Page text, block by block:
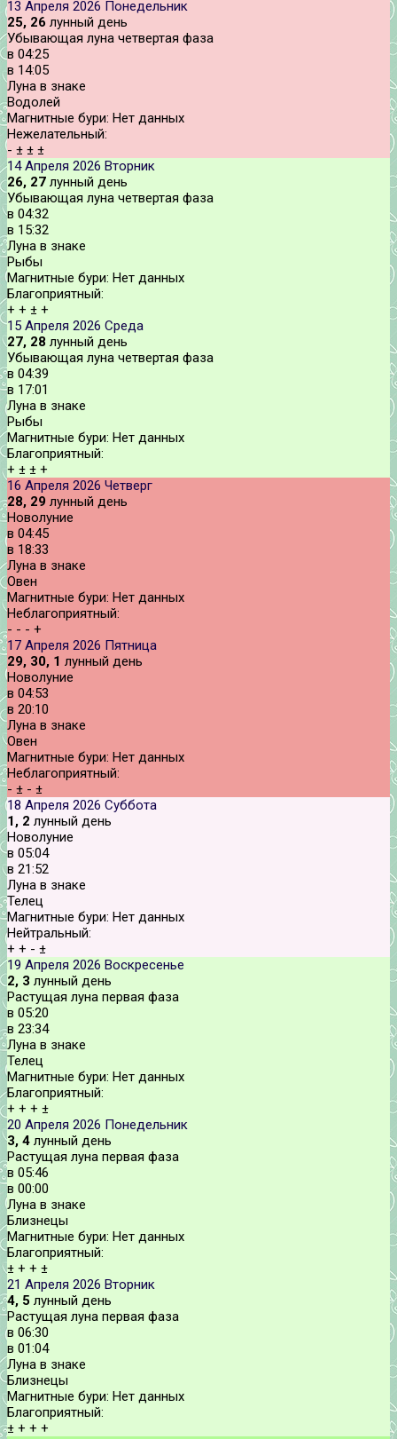
13 Апреля 2026 Понедельник
25, 26 лунный день
Убывающая луна четвертая фаза
в 04:25
в 14:05
Луна в знаке
Водолей
Магнитные бури: Нет данных
Нежелательный:
- ± ± ±
14 Апреля 2026 Вторник
26, 27 лунный день
Убывающая луна четвертая фаза
в 04:32
в 15:32
Луна в знаке
Рыбы
Магнитные бури: Нет данных
Благоприятный:
+ + ± +
15 Апреля 2026 Среда
27, 28 лунный день
Убывающая луна четвертая фаза
в 04:39
в 17:01
Луна в знаке
Рыбы
Магнитные бури: Нет данных
Благоприятный:
+ ± ± +
16 Апреля 2026 Четверг
28, 29 лунный день
Новолуние
в 04:45
в 18:33
Луна в знаке
Овен
Магнитные бури: Нет данных
Неблагоприятный:
- - - +
17 Апреля 2026 Пятница
29, 30, 1 лунный день
Новолуние
в 04:53
в 20:10
Луна в знаке
Овен
Магнитные бури: Нет данных
Неблагоприятный:
- ± - ±
18 Апреля 2026 Суббота
1, 2 лунный день
Новолуние
в 05:04
в 21:52
Луна в знаке
Телец
Магнитные бури: Нет данных
Нейтральный:
+ + - ±
19 Апреля 2026 Воскресенье
2, 3 лунный день
Растущая луна первая фаза
в 05:20
в 23:34
Луна в знаке
Телец
Магнитные бури: Нет данных
Благоприятный:
+ + + ±
20 Апреля 2026 Понедельник
3, 4 лунный день
Растущая луна первая фаза
в 05:46
в 00:00
Луна в знаке
Близнецы
Магнитные бури: Нет данных
Благоприятный:
± + + ±
21 Апреля 2026 Вторник
4, 5 лунный день
Растущая луна первая фаза
в 06:30
в 01:04
Луна в знаке
Близнецы
Магнитные бури: Нет данных
Благоприятный:
± + + +